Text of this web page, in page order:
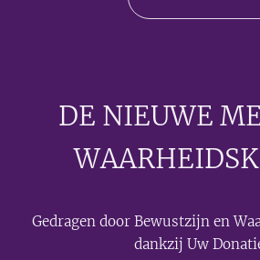
DE NIEUWE
Gedragen door Bewustzijn en
dankzij Uw